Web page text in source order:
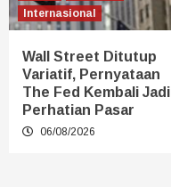
Internasional
Wall Street Ditutup
Variatif, Pernyataan
The Fed Kembali Jadi
Perhatian Pasar
06/08/2026